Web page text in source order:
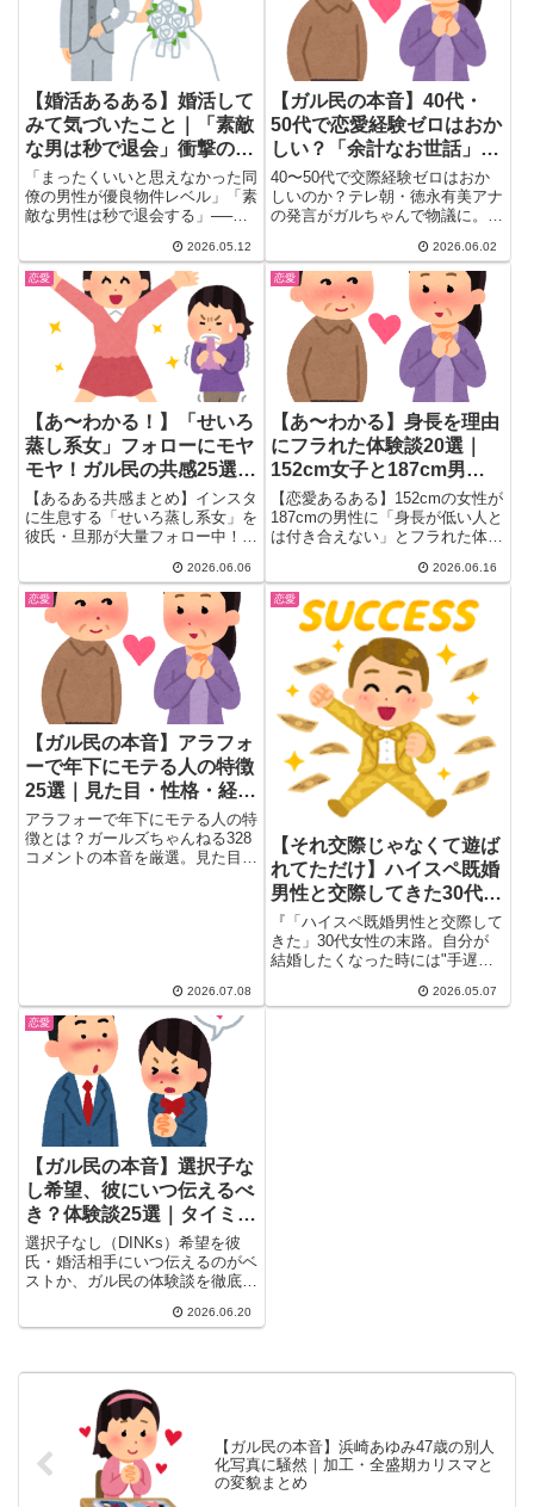
した。
【婚活あるある】婚活して
みて気づいたこと｜「素敵
な男は秒で退会」衝撃の本
音まとめ
「まったくいいと思えなかった同
僚の男性が優良物件レベル」「素
敵な男性は秒で退会する」──婚
2026.05.12
【ガル民の本音】40代・
50代で恋愛経験ゼロはおか
しい？「余計なお世話」
vs「疑問には思う」意見ま
とめ
40〜50代で交際経験ゼロはおか
しいのか？テレ朝・徳永有美アナ
の発言がガルちゃんで物議に。
は言われたくない」など232件の
本音コメントをまとめました。恋
愛経験ゼロの理由・アセクシャ
ル・不倫との比較まで、ガル民の
声を一気にチェック。
2026.06.02
恋愛
【あ〜わかる！】「せいろ
蒸し系女」フォローにモヤ
モヤ！ガル民の共感25選｜
令和の蛙化現象？
【あるある共感まとめ】インスタ
に生息する「せいろ蒸し系女」を
彼氏・旦那が大量フォロー中！
和の蛙化現象」と共感殺到のガル
民コメ25選。「露出よりたちが
悪い」姑息な料理垢偽装への嫌悪
感と男性心理もガチ考察。
2026.06.06
恋愛
【あ〜わかる】身長を理由
にフラれた体験談20選｜
152cm女子と187cm男子
の恋愛身長差リアルまとめ
【恋愛あるある】152cmの女性が
187cmの男性に「身長が低い人と
は付き合えない」とフラれた体験
身長差カップルの日常の不便さ・
「お互い様」ブーメラン論争・本
当の拒否理由まで、恋愛の身長問
題リアルをまとめました。
2026.06.16
恋愛
【ガル民の本音】アラフォ
ーで年下にモテる人の特徴
25選｜見た目・性格・経済
力のリアルな声
アラフォーで年下にモテる人の特
徴とは？ガールズちゃんねる328
コメントの本音を厳選。見た目・
2026.07.08
恋愛
【それ交際じゃなくて遊ば
れてただけ】ハイスペ既婚
男性と交際してきた30代女
性の末路…ガル民の総ツッ
コミがリアル
『「ハイスペ既婚男性と交際して
きた」30代女性の末路。自分が
結婚したくなった時には"手遅れ
2026.05.07
恋愛
【ガル民の本音】選択子な
し希望、彼にいつ伝えるべ
き？体験談25選｜タイミン
グ別の判断軸
選択子なし（DINKs）希望を彼
氏・婚活相手にいつ伝えるのがベ
ストか、ガル民の体験談を徹底ま
話が出てから…タイミング別の判
届け。
2026.06.20
【ガル民の本音】浜崎あゆみ47歳の別人
化写真に騒然｜加工・全盛期カリスマと
の変貌まとめ